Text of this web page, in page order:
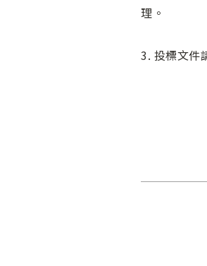
理。
3. 投標文件